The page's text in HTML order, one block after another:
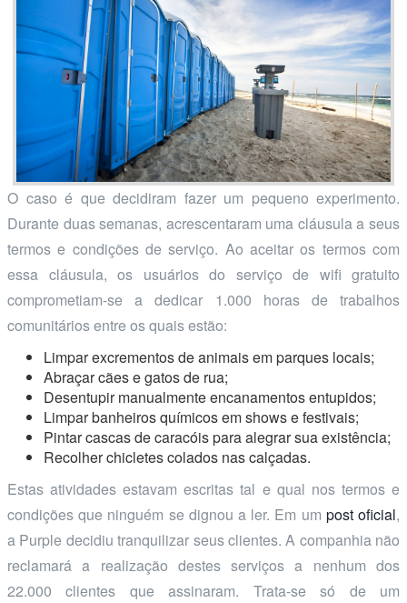
O caso é que decidiram fazer um pequeno experimento.
Durante duas semanas, acrescentaram uma cláusula a seus
termos e condições de serviço. Ao aceitar os termos com
essa cláusula, os usuários do serviço de wifi gratuito
comprometiam-se a dedicar 1.000 horas de trabalhos
comunitários entre os quais estão:
Limpar excrementos de animais em parques locais;
Abraçar cães e gatos de rua;
Desentupir manualmente encanamentos entupidos;
Limpar banheiros químicos em shows e festivais;
Pintar cascas de caracóis para alegrar sua existência;
Recolher chicletes colados nas calçadas.
Estas atividades estavam escritas tal e qual nos termos e
condições que ninguém se dignou a ler. Em um post oficial,
a Purple decidiu tranquilizar seus clientes. A companhia não
reclamará a realização destes serviços a nenhum dos
22.000 clientes que assinaram. Trata-se só de um